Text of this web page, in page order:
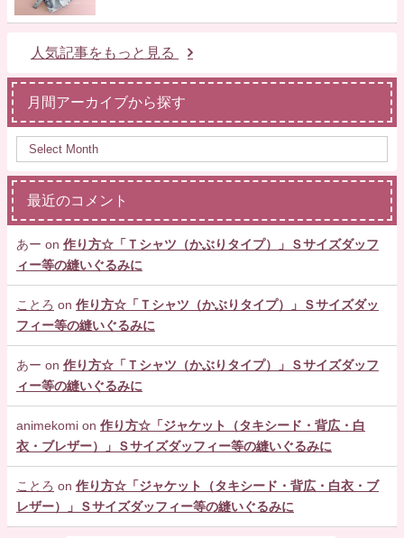
人気記事をもっと見る
月間アーカイブから探す
最近のコメント
あー on 作り方☆「Ｔシャツ（かぶりタイプ）」Ｓサイズダッフ
ィー等の縫いぐるみに
ことろ on 作り方☆「Ｔシャツ（かぶりタイプ）」Ｓサイズダッ
フィー等の縫いぐるみに
あー on 作り方☆「Ｔシャツ（かぶりタイプ）」Ｓサイズダッフ
ィー等の縫いぐるみに
animekomi on 作り方☆「ジャケット（タキシード・背広・白
衣・ブレザー）」Ｓサイズダッフィー等の縫いぐるみに
ことろ on 作り方☆「ジャケット（タキシード・背広・白衣・ブ
レザー）」Ｓサイズダッフィー等の縫いぐるみに